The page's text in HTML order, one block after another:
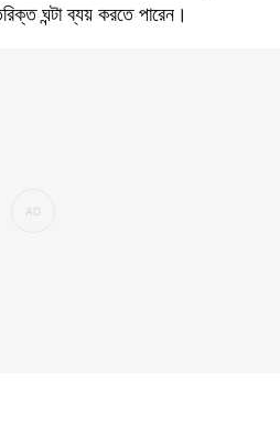
ঘন্টা ব্যয় করতে পারেন।